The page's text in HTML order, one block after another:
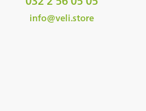
info@veli.store